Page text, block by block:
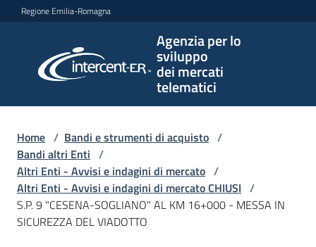
Vai al contenuto
Vai alla navigazione
Vai al footer
Regione Emilia-Romagna
Agenzia per lo
sviluppo
dei mercati
telematici
per lo
sviluppo
telematici
L'Agenzia
Home / Bandi e strumenti di acquisto /
Bandi altri Enti /
Altri Enti - Avvisi e indagini di mercato /
Altri Enti - Avvisi e indagini di mercato CHIUSI /
S.P. 9 "CESENA-SOGLIANO" AL KM 16+000 - MESSA IN
SICUREZZA DEL VIADOTTO